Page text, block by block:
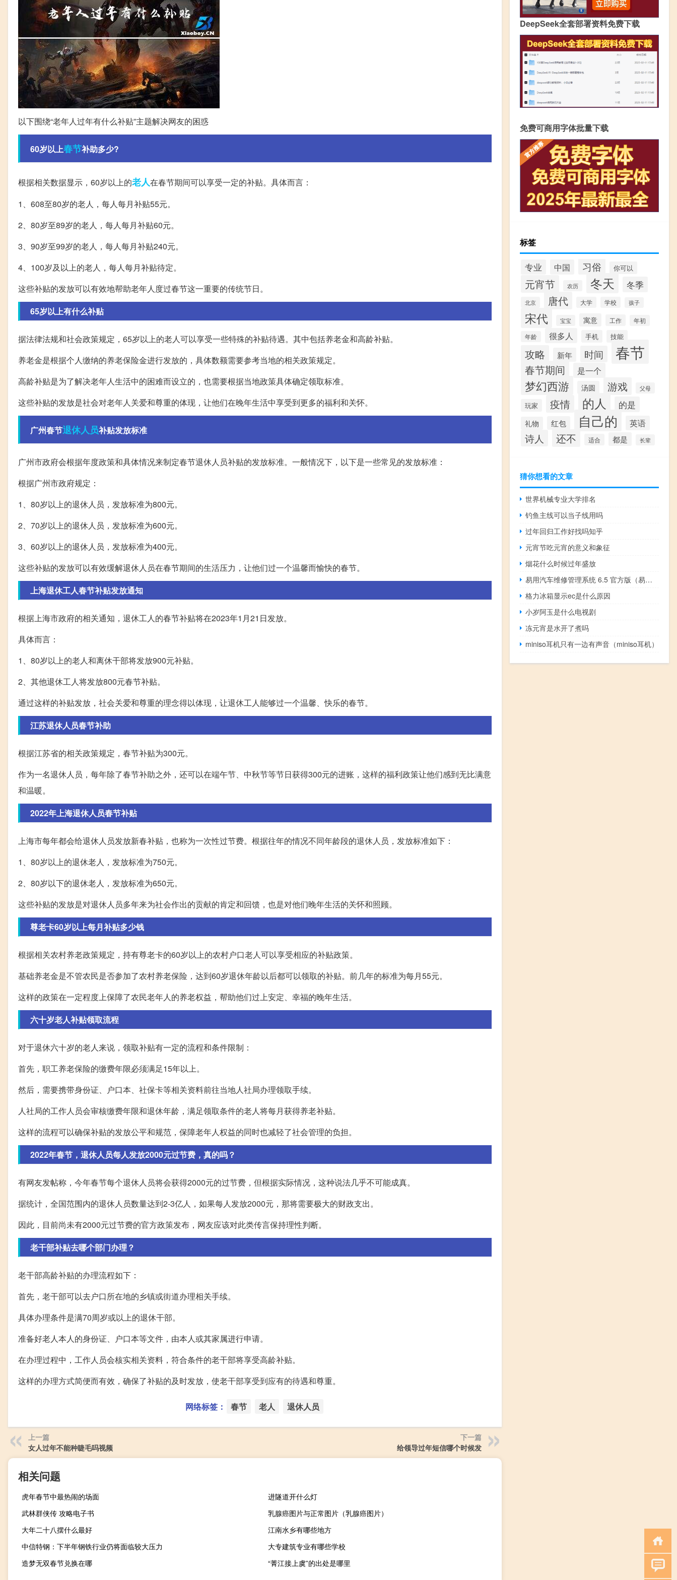
以下围绕“老年人过年有什么补贴”主题解决网友的困惑
60岁以上春节补助多少?
根据相关数据显示，60岁以上的老人在春节期间可以享受一定的补贴。具体而言：
1、608至80岁的老人，每人每月补贴55元。
2、80岁至89岁的老人，每人每月补贴60元。
3、90岁至99岁的老人，每人每月补贴240元。
4、100岁及以上的老人，每人每月补贴待定。
这些补贴的发放可以有效地帮助老年人度过春节这一重要的传统节日。
65岁以上有什么补贴
据法律法规和社会政策规定，65岁以上的老人可以享受一些特殊的补贴待遇。其中包括养老金和高龄补贴。
养老金是根据个人缴纳的养老保险金进行发放的，具体数额需要参考当地的相关政策规定。
高龄补贴是为了解决老年人生活中的困难而设立的，也需要根据当地政策具体确定领取标准。
这些补贴的发放是社会对老年人关爱和尊重的体现，让他们在晚年生活中享受到更多的福利和关怀。
广州春节退休人员补贴发放标准
广州市政府会根据年度政策和具体情况来制定春节退休人员补贴的发放标准。一般情况下，以下是一些常见的发放标准：
根据广州市政府规定：
1、80岁以上的退休人员，发放标准为800元。
2、70岁以上的退休人员，发放标准为600元。
3、60岁以上的退休人员，发放标准为400元。
这些补贴的发放可以有效缓解退休人员在春节期间的生活压力，让他们过一个温馨而愉快的春节。
上海退休工人春节补贴发放通知
根据上海市政府的相关通知，退休工人的春节补贴将在2023年1月21日发放。
具体而言：
1、80岁以上的老人和离休干部将发放900元补贴。
2、其他退休工人将发放800元春节补贴。
通过这样的补贴发放，社会关爱和尊重的理念得以体现，让退休工人能够过一个温馨、快乐的春节。
江苏退休人员春节补助
根据江苏省的相关政策规定，春节补贴为300元。
作为一名退休人员，每年除了春节补助之外，还可以在端午节、中秋节等节日获得300元的进账，这样的福利政策让他们感到无比满意
和温暖。
2022年上海退休人员春节补贴
上海市每年都会给退休人员发放新春补贴，也称为一次性过节费。根据往年的情况不同年龄段的退休人员，发放标准如下：
1、80岁以上的退休老人，发放标准为750元。
2、80岁以下的退休老人，发放标准为650元。
这些补贴的发放是对退休人员多年来为社会作出的贡献的肯定和回馈，也是对他们晚年生活的关怀和照顾。
尊老卡60岁以上每月补贴多少钱
根据相关农村养老政策规定，持有尊老卡的60岁以上的农村户口老人可以享受相应的补贴政策。
基础养老金是不管农民是否参加了农村养老保险，达到60岁退休年龄以后都可以领取的补贴。前几年的标准为每月55元。
这样的政策在一定程度上保障了农民老年人的养老权益，帮助他们过上安定、幸福的晚年生活。
六十岁老人补贴领取流程
对于退休六十岁的老人来说，领取补贴有一定的流程和条件限制：
首先，职工养老保险的缴费年限必须满足15年以上。
然后，需要携带身份证、户口本、社保卡等相关资料前往当地人社局办理领取手续。
人社局的工作人员会审核缴费年限和退休年龄，满足领取条件的老人将每月获得养老补贴。
这样的流程可以确保补贴的发放公平和规范，保障老年人权益的同时也减轻了社会管理的负担。
2022年春节，退休人员每人发放2000元过节费，真的吗？
有网友发帖称，今年春节每个退休人员将会获得2000元的过节费，但根据实际情况，这种说法几乎不可能成真。
据统计，全国范围内的退休人员数量达到2-3亿人，如果每人发放2000元，那将需要极大的财政支出。
因此，目前尚未有2000元过节费的官方政策发布，网友应该对此类传言保持理性判断。
老干部补贴去哪个部门办理？
老干部高龄补贴的办理流程如下：
首先，老干部可以去户口所在地的乡镇或街道办理相关手续。
具体办理条件是满70周岁或以上的退休干部。
准备好老人本人的身份证、户口本等文件，由本人或其家属进行申请。
在办理过程中，工作人员会核实相关资料，符合条件的老干部将享受高龄补贴。
这样的办理方式简便而有效，确保了补贴的及时发放，使老干部享受到应有的待遇和尊重。
网络标签： 春节 老人 退休人员
上一篇
女人过年不能种睫毛吗视频
下一篇
给领导过年短信哪个时候发
相关问题
虎年春节中最热闹的场面
进隧道开什么灯
武林群侠传 攻略电子书
乳腺癌图片与正常图片（乳腺癌图片）
大年二十八摆什么最好
江南水乡有哪些地方
中信特钢：下半年钢铁行业仍将面临较大压力
大专建筑专业有哪些学校
造梦无双春节兑换在哪
“菁江接上虞”的出处是哪里
DeepSeek全套部署资料免费下载
免费可商用字体批量下载
标签
专业 中国 习俗 你可以
元宵节 农历 冬天 冬季
北京 唐代 大学 学校 孩子
宋代 宝宝 寓意 工作
年初
年龄
很多人 手机 技能
攻略 新年 时间 春节
春节期间 是一个
梦幻西游 汤圆 游戏 父母
玩家 疫情 的人 的是
礼物 红包 自己的 英语
诗人 还不 适合 都是 长辈
猜你想看的文章
世界机械专业大学排名
钓鱼主线可以当子线用吗
过年回归工作好找吗知乎
元宵节吃元宵的意义和象征
烟花什么时候过年盛放
易用汽车维修管理系统 6.5 官方版（易用汽车维修管理系统 6.5 官方版功能简介）
格力冰箱显示ec是什么原因
小岁阿玉是什么电视剧
冻元宵是水开了煮吗
miniso耳机只有一边有声音（miniso耳机）